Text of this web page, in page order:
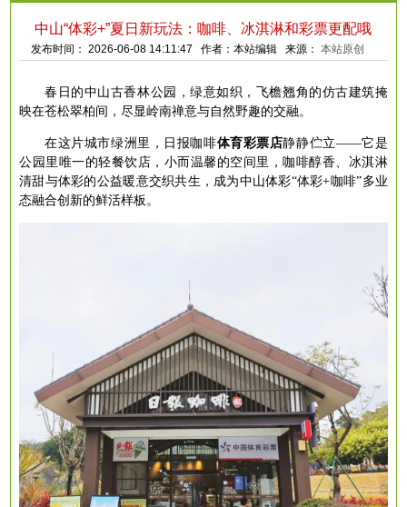
中山“体彩+”夏日新玩法：咖啡、冰淇淋和彩票更配哦
发布时间： 2026-06-08 14:11:47 作者：本站编辑 来源：本站原创
春日的中山古香林公园，绿意如织，飞檐翘角的仿古建筑掩
映在苍松翠柏间，尽显岭南禅意与自然野趣的交融。
在这片城市绿洲里， 日报咖啡体育彩票店静静伫立——它是
公园里唯一的轻餐饮店，小而温馨的空间里，咖啡醇香、冰淇淋
清甜与体彩的公益暖意交织共生，成为中山体彩“体彩+咖啡”多业
态融合创新的鲜活样板。